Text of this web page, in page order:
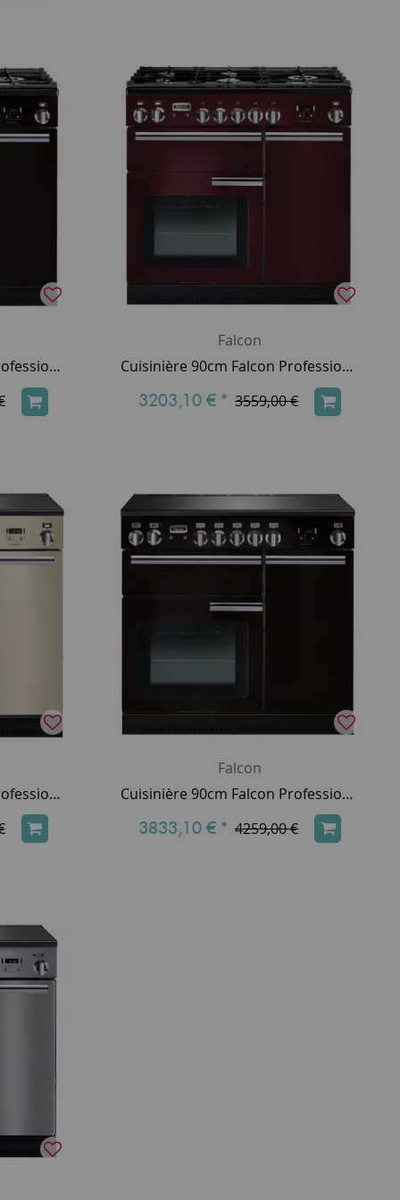
Cuisinière 90cm Falcon Professional+ 90 Noir Brillant Chromé PROP90DFGB/C-EU 3 fours électriques / 5 foyers gaz
Falcon
Cuisinière 90cm Falcon Professional+ 90 Rouge Airelle Chromé PROP90DFCY/C-EU 3 fours électriques / 5 foyers gaz
3203,10 € * 3559,00 €
Cuisinière 90cm Falcon Professional+ 90 Crème Chromé PROP90EICR/C-EU 3 fours électriques / 5 foyers induction
Falcon
Cuisinière 90cm Falcon Professional+ 90 Noir Brillant Chromé PROP90EIGB/C-EU 3 fours électriques / 5 foyers induction
3833,10 € * 4259,00 €